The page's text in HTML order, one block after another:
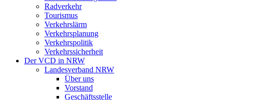
Radverkehr
Tourismus
Verkehrslärm
Verkehrsplanung
Verkehrspolitik
Verkehrssicherheit
Der VCD in NRW
Landesverband NRW
Über uns
Vorstand
Geschäftsstelle